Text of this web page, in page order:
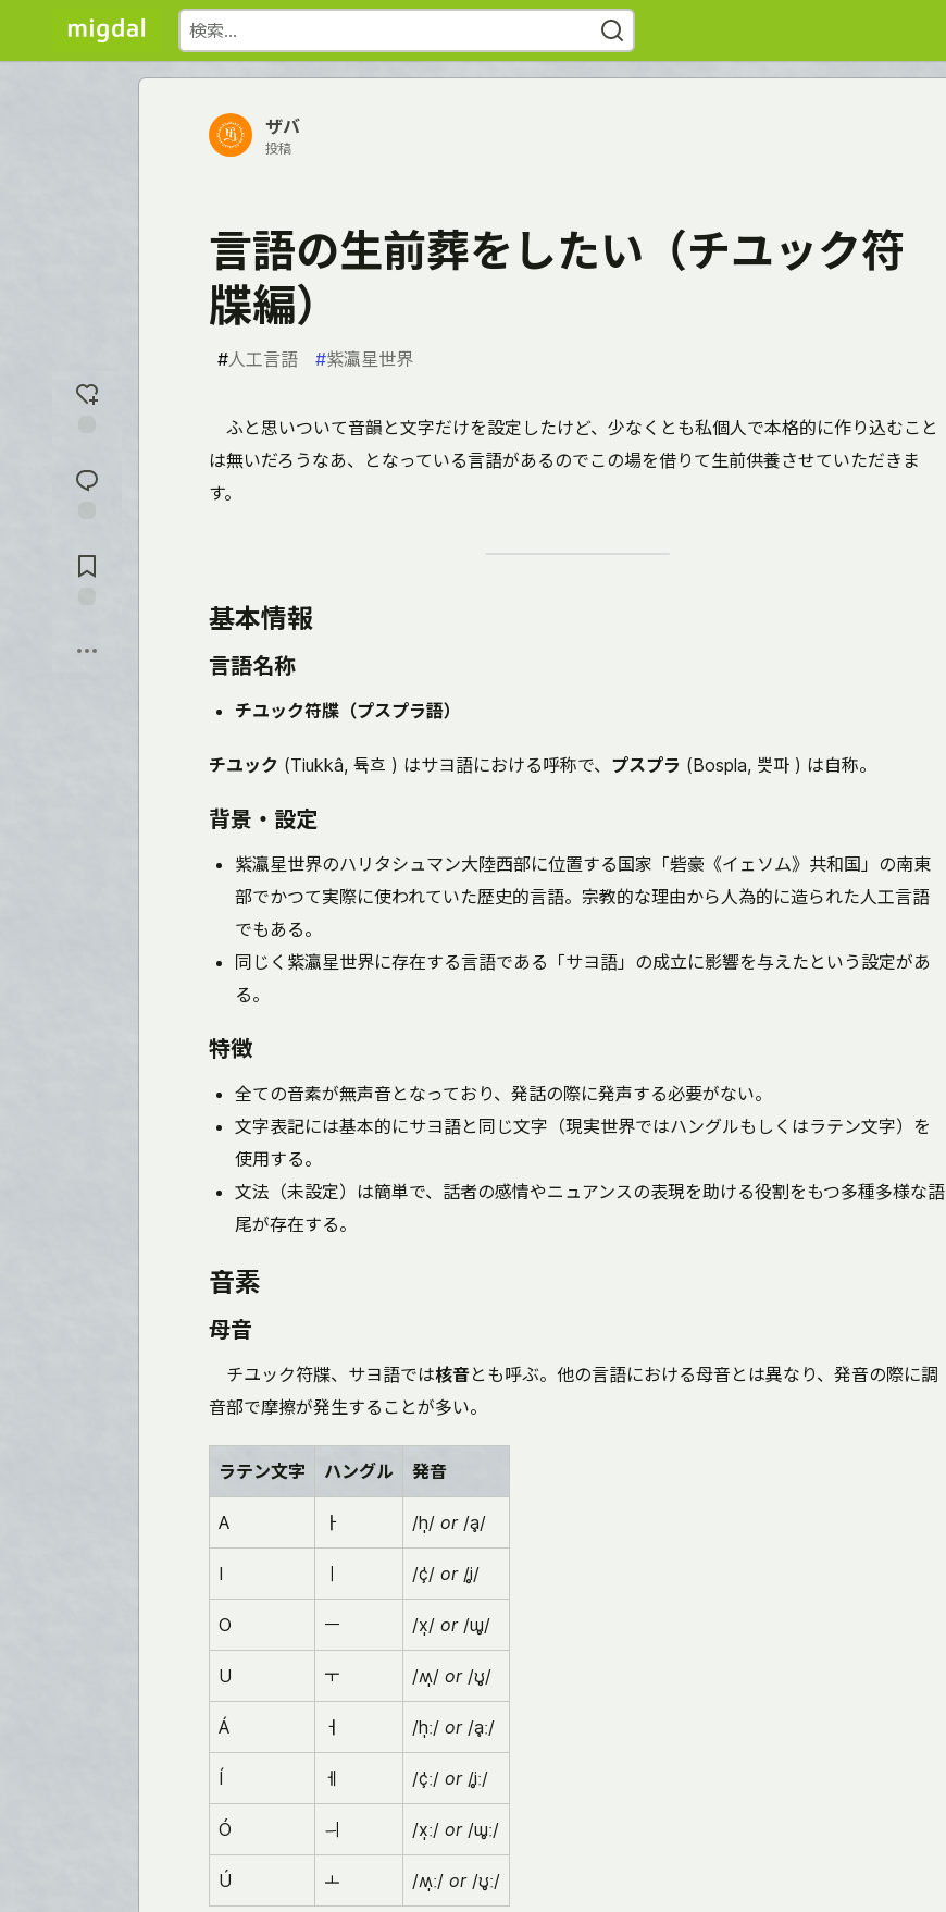
応
を
メ
ン
ぶ
ザバ
投稿
言語の生前葬をしたい（チユック符
牒編）
#人工言語 #紫瀛星世界
ふと思いついて音韻と文字だけを設定したけど、少なくとも私個人で本格的に作り込むこと
は無いだろうなあ、となっている言語があるのでこの場を借りて生前供養させていただきま
す。
基本情報
言語名称
チユック符牒（プスプラ語）
チユック (Tiukkâ, 튝흐 ) はサヨ語における呼称で、 プスプラ (Bospla, 쁫파 ) は自称。
背景・設定
紫瀛星世界のハリタシュマン大陸西部に位置する国家「砦豪《イェソム》共和国」の南東
部でかつて実際に使われていた歴史的言語。宗教的な理由から人為的に造られた人工言語
でもある。
同じく紫瀛星世界に存在する言語である「サヨ語」の成立に影響を与えたという設定があ
る。
特徴
全ての音素が無声音となっており、発話の際に発声する必要がない。
文字表記には基本的にサヨ語と同じ文字（現実世界ではハングルもしくはラテン文字）を
使用する。
文法（未設定）は簡単で、話者の感情やニュアンスの表現を助ける役割をもつ多種多様な語
尾が存在する。
音素
母音
チユック符牒、サヨ語では核音とも呼ぶ。他の言語における母音とは異なり、発音の際に調
音部で摩擦が発生することが多い。
ラテン文字 ハングル 発音
A ㅏ /h̩/ or/ḁ/
I /ç̍/ or/i̥/
O ㅡ /x̩/ or/ɯ̥/
U ㅜ /ʍ̩/ or/ʊ̥/
Á ㅓ /h̩ː/ or/ḁː/
Í ㅔ /ç̍ː/ or/i̥ː/
Ó ㅢ /x̩ː/ or/ɯ̥ː/
Ú ㅗ /ʍ̩ː/ or/ʊ̥ː/